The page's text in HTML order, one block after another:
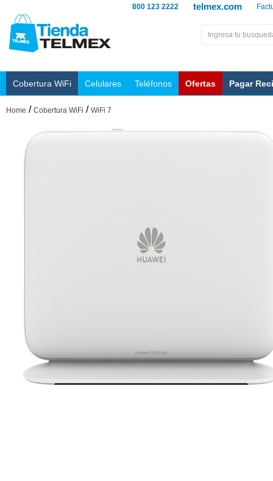
telmex.com
800 123 2222
Cobertura WiFi Celulares Teléfonos Ofertas Pagar
Home / Cobertura WiFi / WiFi 7